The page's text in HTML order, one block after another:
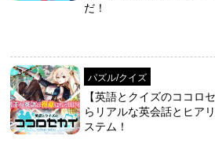
だ！
パズル/クイズ
【英語とクイズのココロ
らリアルな英会話とヒア
ステム！